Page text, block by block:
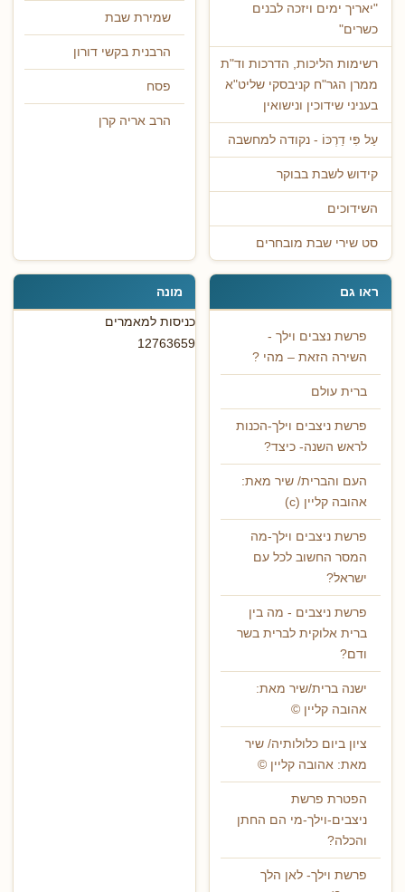
"יאריך ימים ויזכה לבנים
כשרים"
רשימות הליכות, הדרכות וד"ת
ממרן הגר"ח קניבסקי שליט"א
בעניני שידוכין ונישואין
עַל פִּי דַרְכּוֹ - נקודה למחשבה
קידוש לשבת בבוקר
השידוכים
סט שירי שבת מובחרים
שמירת שבת
הרבנית בקשי דורון
פסח
הרב אריה קרן
ראו גם
פרשת נצבים וילך -
השירה הזאת – מהי ?
ברית עולם
פרשת ניצבים וילך-הכנות
לראש השנה- כיצד?
העם והברית/ שיר מאת:
אהובה קליין (c)
פרשת ניצבים וילך-מה
המסר החשוב לכל עם
ישראל?
פרשת ניצבים - מה בין
ברית אלוקית לברית בשר
ודם?
ישנה ברית/שיר מאת:
אהובה קליין ©
ציון ביום כלולותיה/ שיר
מאת: אהובה קליין ©
הפטרת פרשת
ניצבים-וילך-מי הם החתן
והכלה?
פרשת וילך- לאן הלך
מונה
כניסות למאמרים
12763659